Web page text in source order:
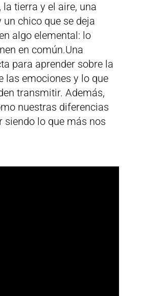
la tierra y el aire, una
chico que se deja
algo elemental: lo
en común.Una
para aprender sobre la
las emociones y lo que
transmitir. Además,
nuestras diferencias
siendo lo que más nos